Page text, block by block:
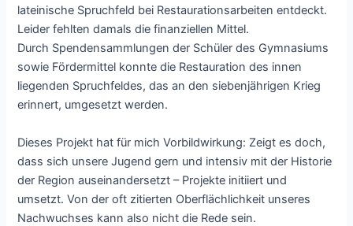
lateinische Spruchfeld bei Restaurationsarbeiten entdeckt.
Leider fehlten damals die finanziellen Mittel.
Durch Spendensammlungen der Schüler des Gymnasiums
sowie Fördermittel konnte die Restauration des innen
liegenden Spruchfeldes, das an den siebenjährigen Krieg
erinnert, umgesetzt werden.
Dieses Projekt hat für mich Vorbildwirkung: Zeigt es doch,
dass sich unsere Jugend gern und intensiv mit der Historie
der Region auseinandersetzt – Projekte initiiert und
umsetzt. Von der oft zitierten Oberflächlichkeit unseres
Nachwuchses kann also nicht die Rede sein.